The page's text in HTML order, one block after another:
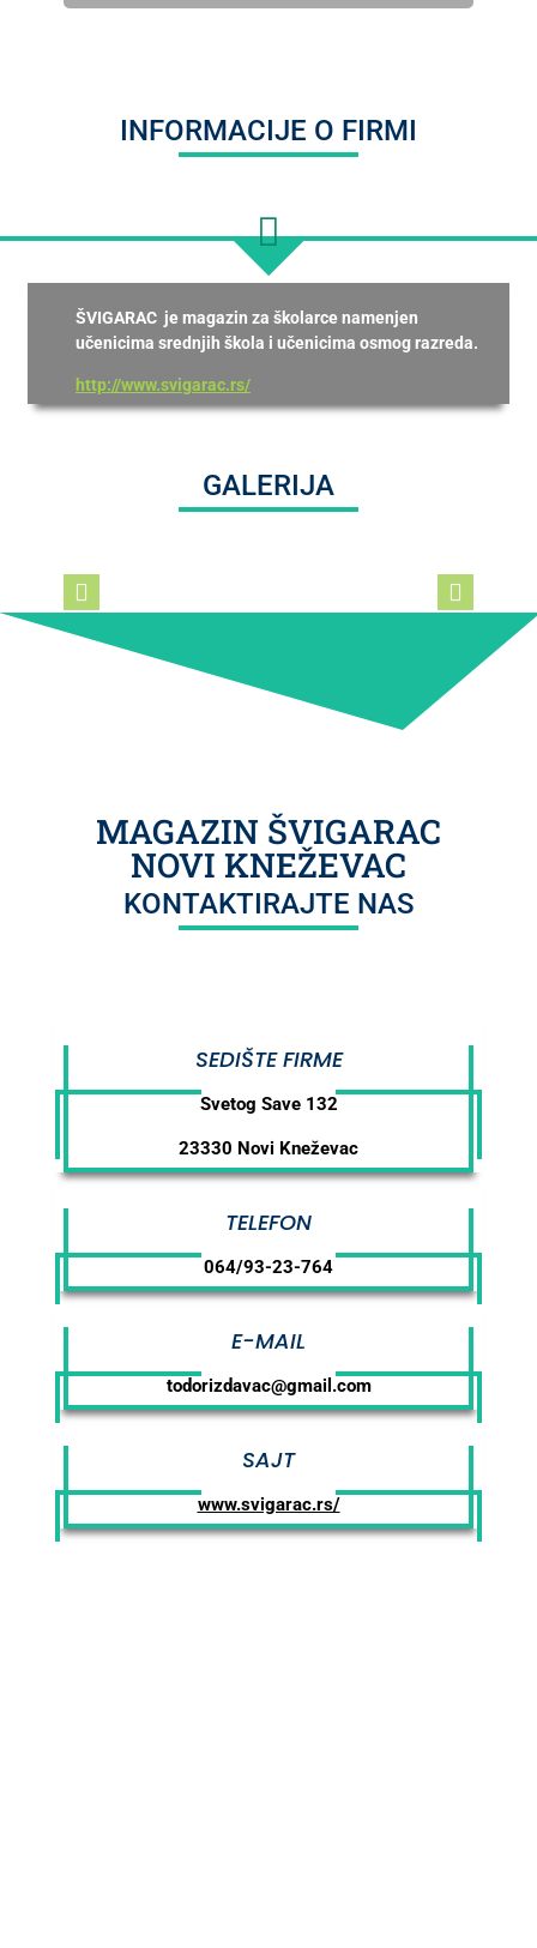
INFORMACIJE O FIRMI
ŠVIGARAC je magazin za školarce namenjen
učenicima srednjih škola i učenicima osmog razreda.
http://www.svigarac.rs/
GALERIJA
MAGAZIN ŠVIGARAC
NOVI KNEŽEVAC
KONTAKTIRAJTE NAS
SEDIŠTE FIRME
Svetog Save 132
23330 Novi Kneževac
TELEFON
064/93-23-764
E-MAIL
todorizdavac@gmail.com
SAJT
www.svigarac.rs/